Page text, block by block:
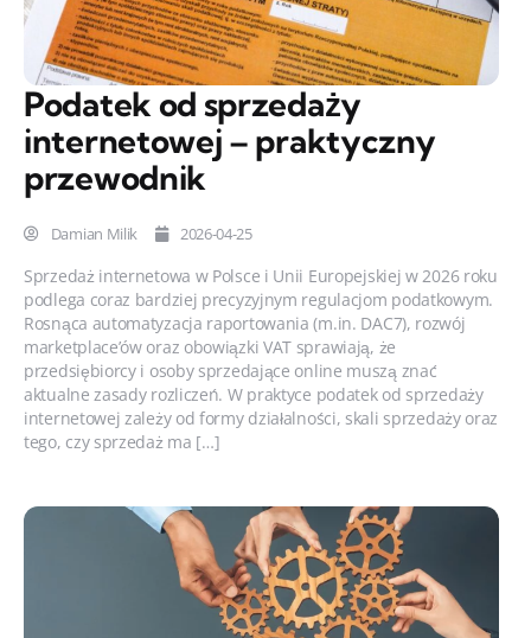
Podatek od sprzedaży
internetowej – praktyczny
przewodnik
Damian Milik 2026-04-25
Sprzedaż internetowa w Polsce i Unii Europejskiej w 2026 roku
podlega coraz bardziej precyzyjnym regulacjom podatkowym.
Rosnąca automatyzacja raportowania (m.in. DAC7), rozwój
marketplace’ów oraz obowiązki VAT sprawiają, że
przedsiębiorcy i osoby sprzedające online muszą znać
aktualne zasady rozliczeń. W praktyce podatek od sprzedaży
internetowej zależy od formy działalności, skali sprzedaży oraz
tego, czy sprzedaż ma […]